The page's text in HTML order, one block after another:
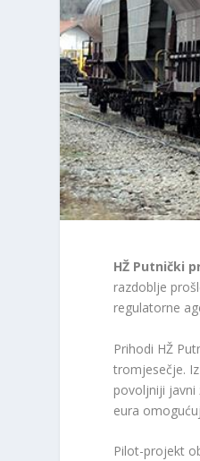
HŽ Putnički
razdoblje
regulatorne
Prihodi HŽ
tromjesečje.
povoljniji javni
eura
Pilot-projekt